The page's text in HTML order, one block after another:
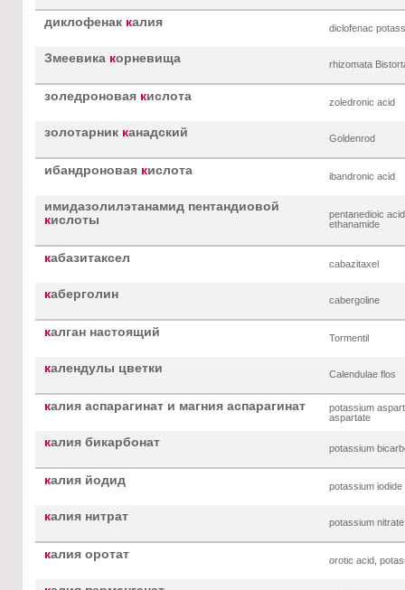
диклофенак калия diclofenac
Змеевика корневища rhizomata
золедроновая кислота zoledronic acid
золотарник канадский Goldenrod
ибандроновая кислота ibandronic acid
имидазолилэтанамид пентандиовой
кислоты
pentanedioic
ethanamide
кабазитаксел cabazitaxel
каберголин cabergoline
калган настоящий Tormentil
календулы цветки Calendulae flos
калия аспарагинат и магния аспарагинат
potassium
aspartate
калия бикарбонат potassium
калия йодид potassium iodide
калия нитрат potassium nitrate
калия оротат orotic acid,